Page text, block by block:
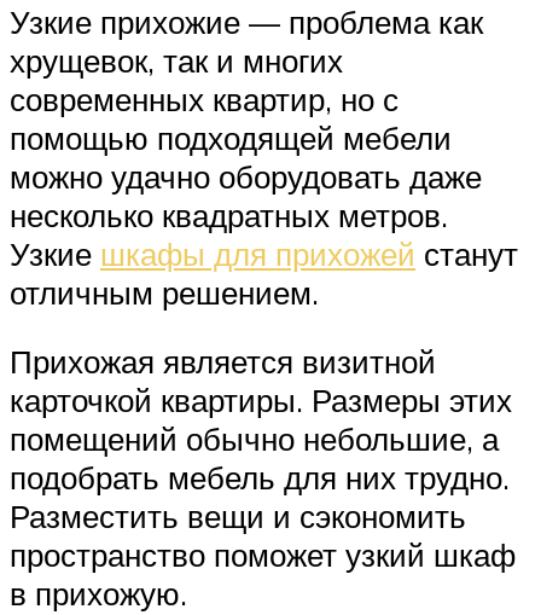
Узкие прихожие — проблема как
хрущевок, так и многих
современных квартир, но с
помощью подходящей мебели
можно удачно оборудовать даже
несколько квадратных метров.
Узкие шкафы для прихожей станут
отличным решением.
Прихожая является визитной
карточкой квартиры. Размеры этих
помещений обычно небольшие, а
подобрать мебель для них трудно.
Разместить вещи и сэкономить
пространство поможет узкий шкаф
в прихожую.